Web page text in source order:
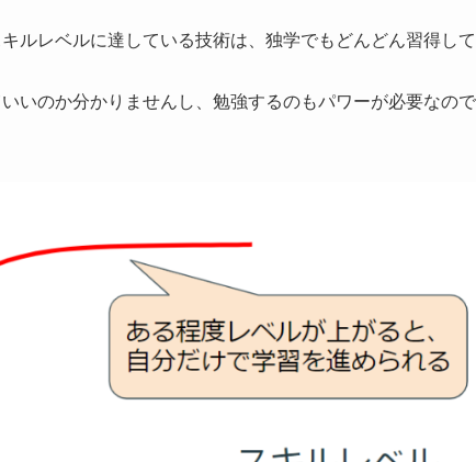
ルレベルに達している技術は、独学でもどんどん習得し
いのか分かりませんし、勉強するのもパワーが必要なの